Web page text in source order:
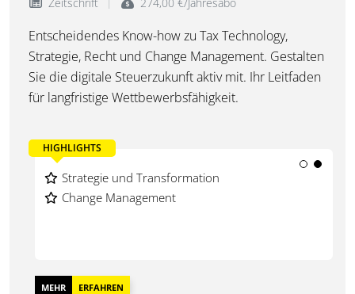
Zeitschrift 274,00 €/Jahresabo
Entscheidendes Know-how zu Tax Technology,
Strategie, Recht und Change Management. Gestalten
Sie die digitale Steuerzukunft aktiv mit. Ihr Leitfaden
für langfristige Wettbewerbsfähigkeit.
HIGHLIGHTS
Technologie und Innovation
Recht und Verwaltung
Strategie und Transformation
Change Management
MEHR ERFAHREN